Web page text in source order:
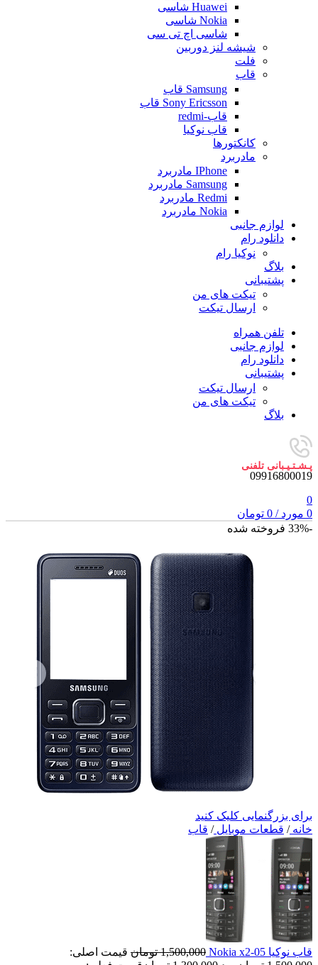
Huawei شاسی
Nokia شاسی
شاسی اچ تی سی
شیشه لنز دوربین
فلت
قاب
Samsung قاب
Sony Ericsson قاب
قاب-redmi
قاب نوکیا
کانکتورها
مادربرد
IPhone مادربرد
Samsung مادربرد
Redmi مادربرد
Nokia مادربرد
لوازم جانبی
دانلود رام
نوکیا رام
بلاگ
پشتیبانی
تیکت های من
ارسال تیکت
تلفن همراه
لوازم جانبی
دانلود رام
پشتیبانی
ارسال تیکت
تیکت های من
بلاگ
پـشـتـیـبانی تلفنی
09916800019
0
0 مورد /
0 تومان
-33%
فروخته شده
برای بزرگنمایی کلیک کنید
خانه/ قطعات موبایل/ قاب
قاب نوکیا Nokia x2-05 1,500,000 تومان قیمت اصلی: